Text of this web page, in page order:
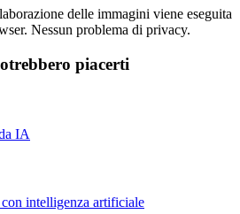
delle immagini viene eseguita
Nessun problema di privacy.
piacerti
IA
intelligenza artificiale